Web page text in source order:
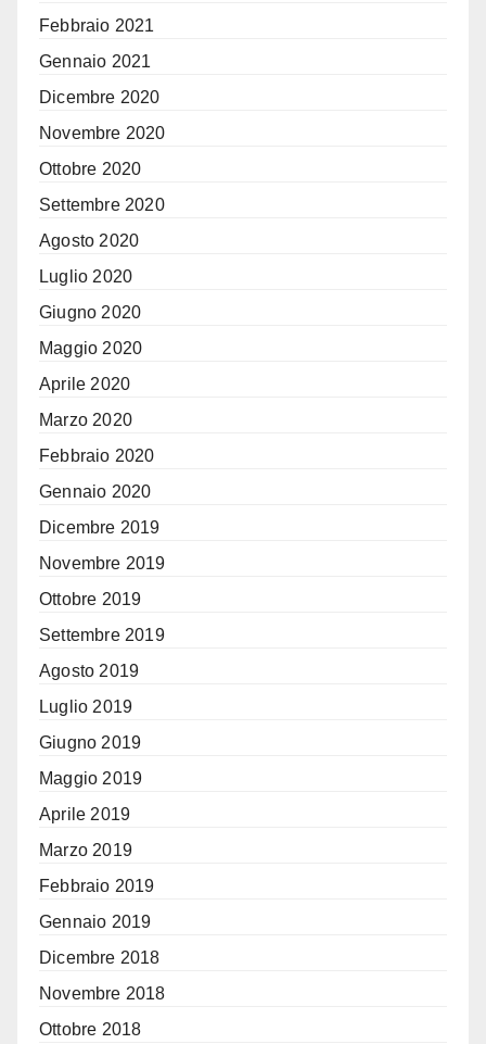
Febbraio 2021
Gennaio 2021
Dicembre 2020
Novembre 2020
Ottobre 2020
Settembre 2020
Agosto 2020
Luglio 2020
Giugno 2020
Maggio 2020
Aprile 2020
Marzo 2020
Febbraio 2020
Gennaio 2020
Dicembre 2019
Novembre 2019
Ottobre 2019
Settembre 2019
Agosto 2019
Luglio 2019
Giugno 2019
Maggio 2019
Aprile 2019
Marzo 2019
Febbraio 2019
Gennaio 2019
Dicembre 2018
Novembre 2018
Ottobre 2018